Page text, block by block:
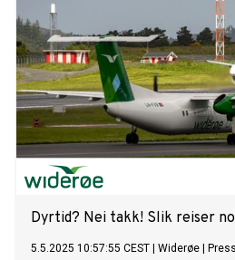
Dyrtid? Nei takk! Slik reiser
5.5.2025 10:57:55 CEST Widerøe